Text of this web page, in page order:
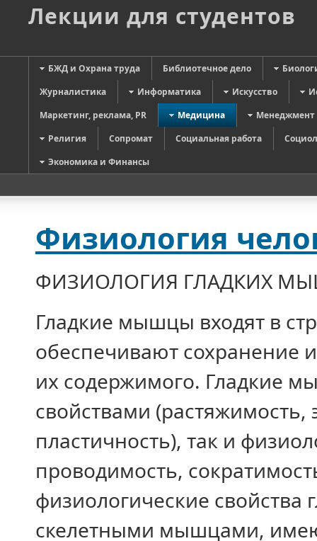
Лекции для студентов
БЖД и Охрана труда Библиотечное дело
Журналистика
Информатика Искусство
Маркетинг, реклама, PR
Медицина
Менеджмент
Религия
Сопромат Социальная работа
Экономика и Финансы
Физиология
ФИЗИОЛОГИЯ ГЛАДКИХ
Гладкие мышцы входят в
обеспечивают сохранение
их содержимого. Гладкие
свойствами (растяжимость,
пластичность), так и
проводимость,
физиологические свойства
скелетными мышцами,